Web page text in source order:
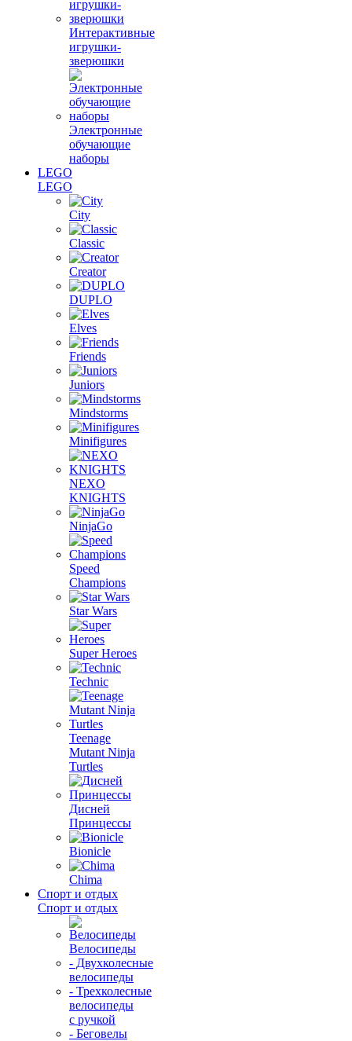
Интерактивные
игрушки-
зверюшки
Электронные
обучающие
наборы
LEGO
LEGO
City
Classic
Creator
DUPLO
Elves
Friends
Juniors
Mindstorms
Minifigures
NEXO
KNIGHTS
NinjaGo
Speed
Champions
Star Wars
Super Heroes
Technic
Teenage
Mutant Ninja
Turtles
Дисней
Принцессы
Bionicle
Chima
Спорт и отдых
Спорт и отдых
Велосипеды
- Двухколесные
велосипеды
- Трехколесные
велосипеды
с ручкой
- Беговелы